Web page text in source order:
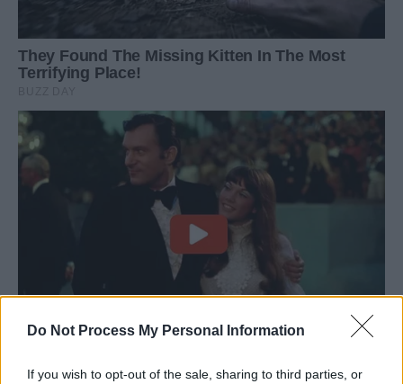
Do Not Process My Personal Information
If you wish to opt-out of the sale, sharing to third parties, or